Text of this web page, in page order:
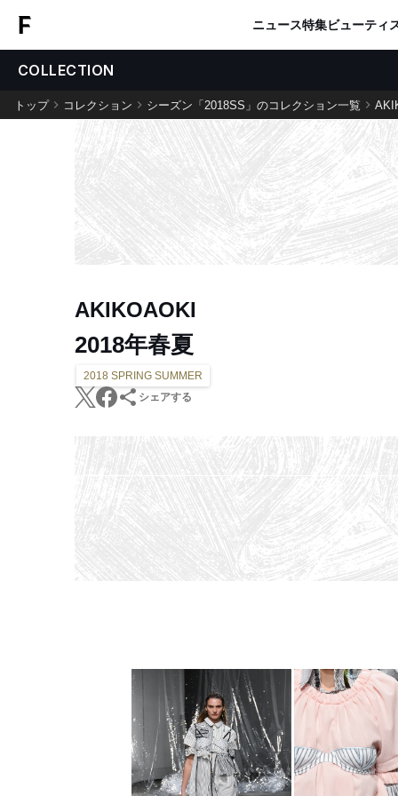
ニュース特集ビューティ
COLLECTION
トップ コレクション シーズン「2018SS」のコレクション一覧
AKIKOAOKI
2018年春夏
2018 SPRING SUMMER
シェアする